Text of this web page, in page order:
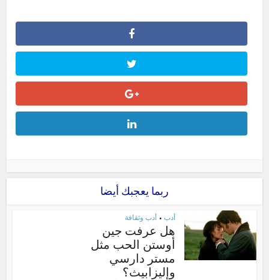
ربما يعجبك أيضا
أدب • أدب وثقافة
هل عرفت جين
أوستن الحب مثل
مستر دارسي
وإليزابيث؟